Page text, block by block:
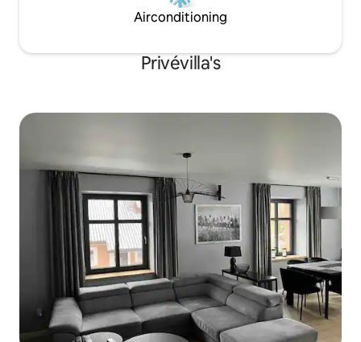
supermarkt en industriële winkel.
Airconditioning
Privévilla's